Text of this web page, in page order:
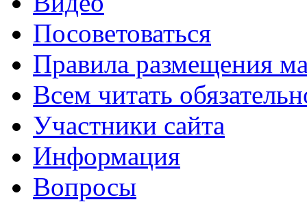
Посоветоваться
Правила размещения
Всем читать
Участники сайта
Информация
Вопросы